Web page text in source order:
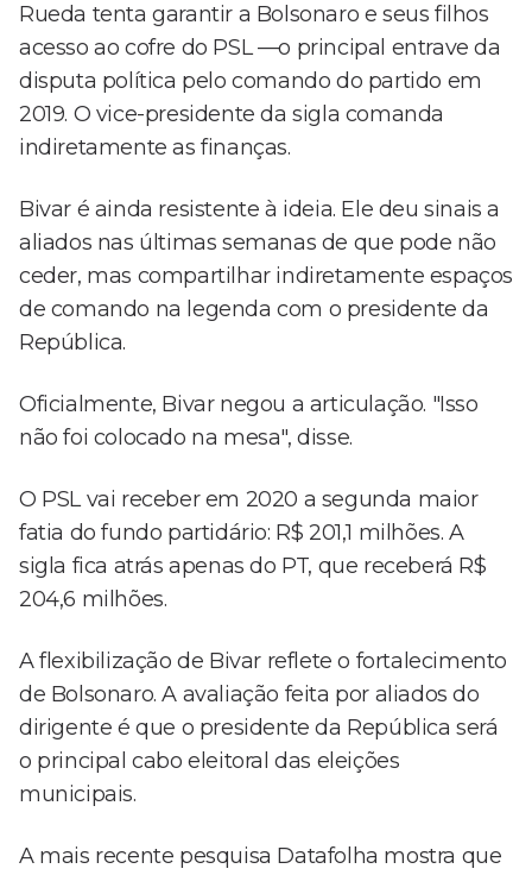
Rueda tenta garantir a Bolsonaro e seus filhos
acesso ao cofre do PSL —o principal entrave da
disputa política pelo comando do partido em
2019. O vice-presidente da sigla comanda
indiretamente as finanças.
Bivar é ainda resistente à ideia. Ele deu sinais a
aliados nas últimas semanas de que pode não
ceder, mas compartilhar indiretamente espaços
de comando na legenda com o presidente da
República.
Oficialmente, Bivar negou a articulação. "Isso
não foi colocado na mesa", disse.
O PSL vai receber em 2020 a segunda maior
fatia do fundo partidário: R$ 201,1 milhões. A
sigla fica atrás apenas do PT, que receberá R$
204,6 milhões.
A flexibilização de Bivar reflete o fortalecimento
de Bolsonaro. A avaliação feita por aliados do
dirigente é que o presidente da República será
o principal cabo eleitoral das eleições
municipais.
A mais recente pesquisa Datafolha mostra que